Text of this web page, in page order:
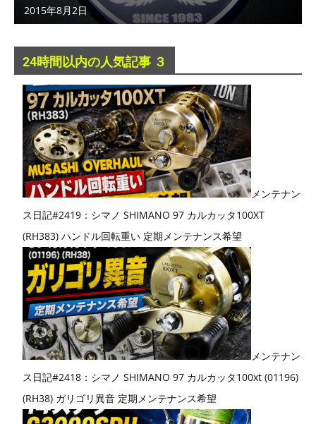
2015年8月2日
24時間以内の人気記事 ３
メンテナン
ス日記#2419：シマノ SHIMANO 97 カルカッタ100XT
(RH383) ハンドル回転重い 定期メンテナンス希望
メンテナン
ス日記#2418：シマノ SHIMANO 97 カルカッタ100xt (01196)
(RH38) ガリゴリ異音 定期メンテナンス希望